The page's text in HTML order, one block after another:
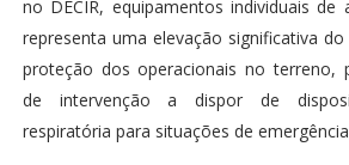
no DECIR, equipamentos individuais de
representa uma elevação significativa
proteção dos operacionais no terreno,
de intervenção a dispor de
respiratória para situações de